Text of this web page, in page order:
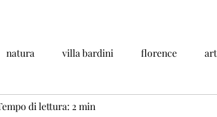
natura villa bardini florence
arnodi lettura: 2 min